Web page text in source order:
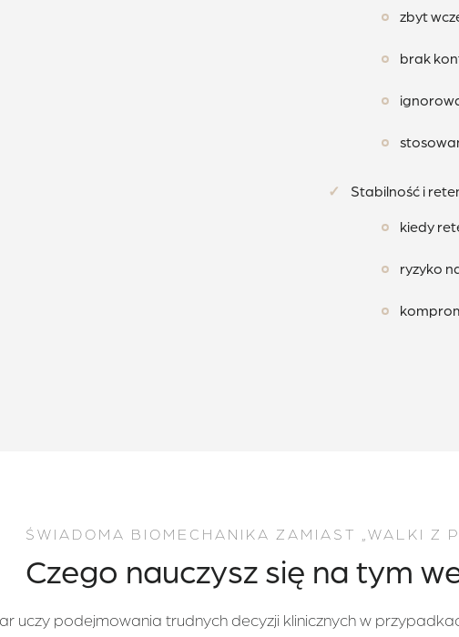
zbyt
brak
Stabilność i
kiedy
ryzyko
ŚWIADOMA BIOMECHANIKA ZAMIAST „WALKI Z
Czego nauczysz się na tym
uczy podejmowania trudnych decyzji klinicznych w